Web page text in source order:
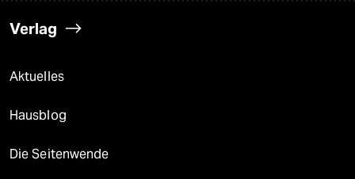
Verlag
Aktuelles
Hausblog
Die Seitenwende